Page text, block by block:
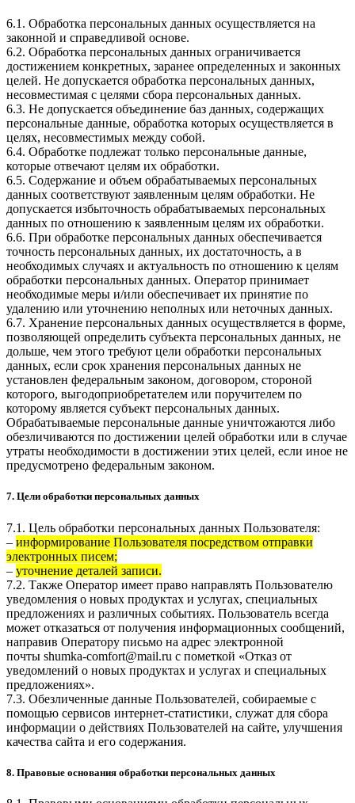
6.1. Обработка персональных данных осуществляется на
законной и справедливой основе.
6.2. Обработка персональных данных ограничивается
достижением конкретных, заранее определенных и законных
целей. Не допускается обработка персональных данных,
несовместимая с целями сбора персональных данных.
6.3. Не допускается объединение баз данных, содержащих
персональные данные, обработка которых осуществляется в
целях, несовместимых между собой.
6.4. Обработке подлежат только персональные данные,
которые отвечают целям их обработки.
6.5. Содержание и объем обрабатываемых персональных
данных соответствуют заявленным целям обработки. Не
допускается избыточность обрабатываемых персональных
данных по отношению к заявленным целям их обработки.
6.6. При обработке персональных данных обеспечивается
точность персональных данных, их достаточность, а в
необходимых случаях и актуальность по отношению к целям
обработки персональных данных. Оператор принимает
необходимые меры и/или обеспечивает их принятие по
удалению или уточнению неполных или неточных данных.
6.7. Хранение персональных данных осуществляется в форме,
позволяющей определить субъекта персональных данных, не
дольше, чем этого требуют цели обработки персональных
данных, если срок хранения персональных данных не
установлен федеральным законом, договором, стороной
которого, выгодоприобретателем или поручителем по
которому является субъект персональных данных.
Обрабатываемые персональные данные уничтожаются либо
обезличиваются по достижении целей обработки или в случае
утраты необходимости в достижении этих целей, если иное не
предусмотрено федеральным законом.
7. Цели обработки персональных данных
7.1. Цель обработки персональных данных Пользователя:
– информирование Пользователя посредством отправки
электронных писем;
– уточнение деталей записи.
7.2. Также Оператор имеет право направлять Пользователю
уведомления о новых продуктах и услугах, специальных
предложениях и различных событиях. Пользователь всегда
может отказаться от получения информационных сообщений,
направив Оператору письмо на адрес электронной
почты shumka-comfort@mail.ru с пометкой «Отказ от
уведомлений о новых продуктах и услугах и специальных
предложениях».
7.3. Обезличенные данные Пользователей, собираемые с
помощью сервисов интернет-статистики, служат для сбора
информации о действиях Пользователей на сайте, улучшения
качества сайта и его содержания.
8. Правовые основания обработки персональных данных